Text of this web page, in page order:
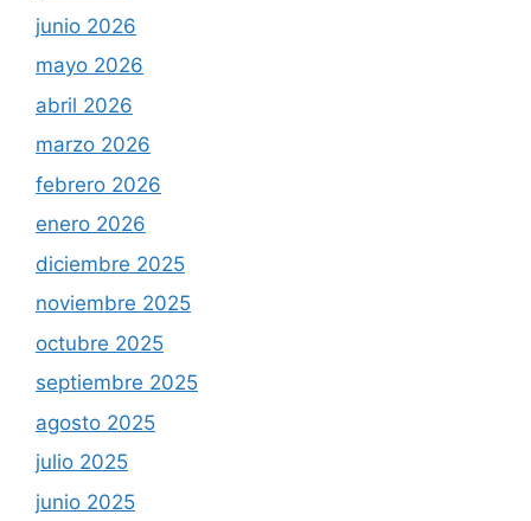
junio 2026
mayo 2026
abril 2026
marzo 2026
febrero 2026
enero 2026
diciembre 2025
noviembre 2025
octubre 2025
septiembre 2025
agosto 2025
julio 2025
junio 2025